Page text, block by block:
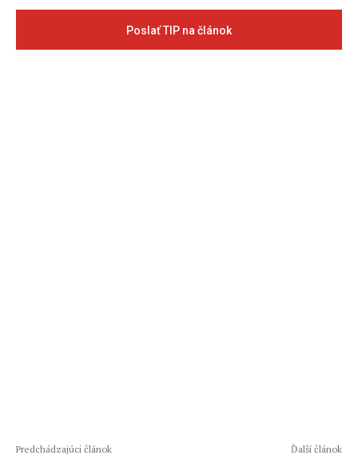
Poslať TIP na článok
Predchádzajúci článok Ďalší článok